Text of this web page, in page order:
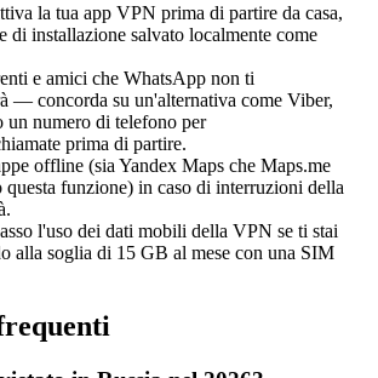
la tua app VPN prima di partire da casa,
di installazione salvato localmente come
e amici che WhatsApp non ti
— concorda su un'alternativa come Viber,
un numero di telefono per
prima di partire.
offline (sia Yandex Maps che Maps.me
questa funzione) in caso di interruzioni della
l'uso dei dati mobili della VPN se ti stai
alla soglia di 15 GB al mese con una SIM